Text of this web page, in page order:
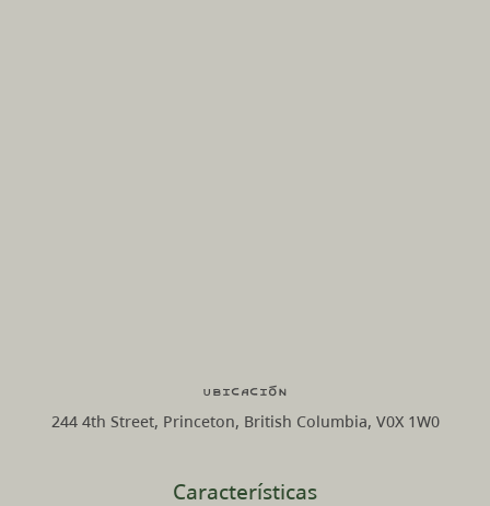
Características
Ubicación
244 4th Street, Princeton, British Columbia, V0X 1W0